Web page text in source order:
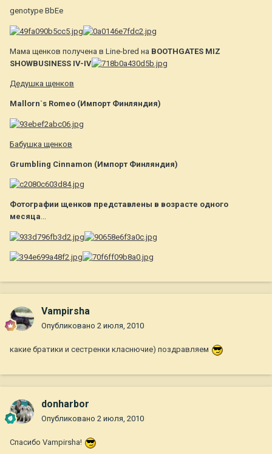
genotype ВbEe
Мама щенков получена в Line-bred на BOOTHGATES MIZ
SHOWBUSINESS IV-IV
Дедушка щенков
Mallorn`s Romeo (Импорт Финляндия)
Бабушка щенков
Grumbling Cinnamon (Импорт Финляндия)
Фотографии щенков представлены в возрасте одного
месяца...
Vampirsha
Опубликовано 2 июля, 2010
какие братики и сестренки класнючие) поздравляем
donharbor
Опубликовано 2 июля, 2010
Спасибо Vampirsha!